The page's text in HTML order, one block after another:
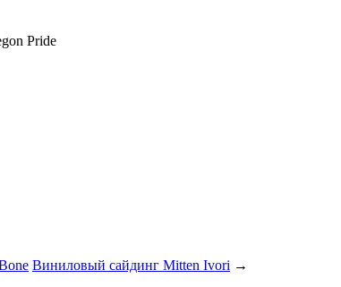
Pride
Виниловый сайдинг Mitten Ivori →